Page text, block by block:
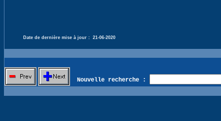
Date de dernière mise à jour : 21-06-2020
Nouvelle recherche :